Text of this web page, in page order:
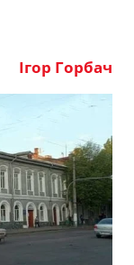
Ігор Горбач